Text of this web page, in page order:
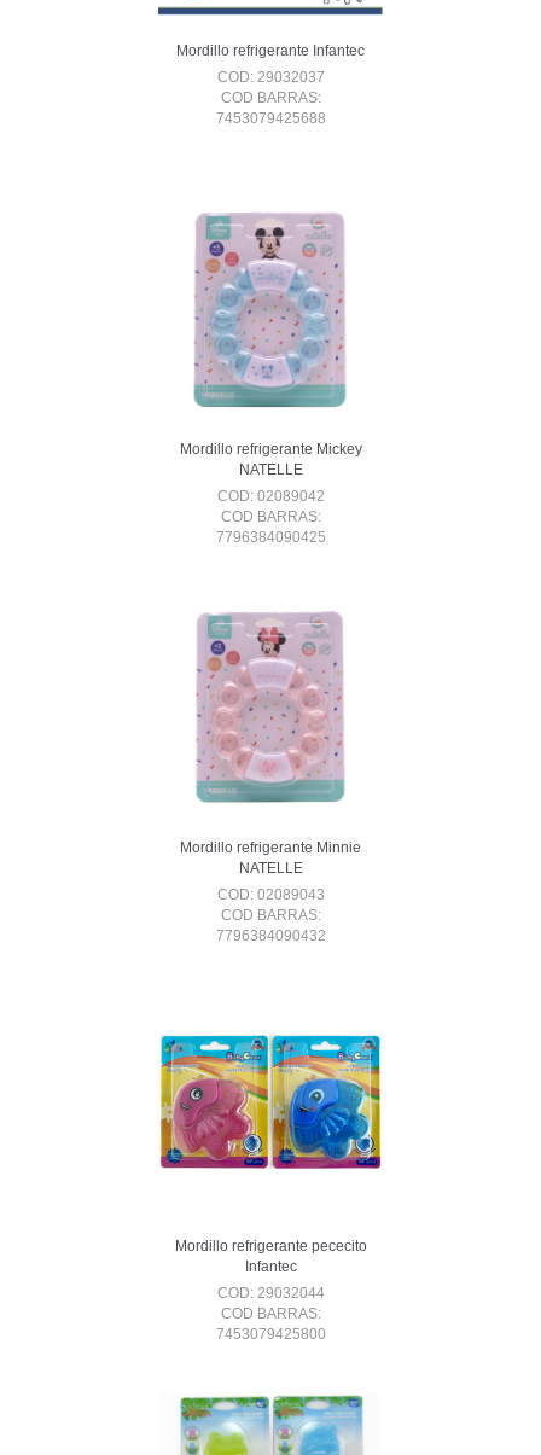
Mordillo refrigerante Infantec
COD: 29032037
COD BARRAS:
7453079425688
Mordillo refrigerante Mickey
NATELLE
COD: 02089042
COD BARRAS:
7796384090425
Mordillo refrigerante Minnie
NATELLE
COD: 02089043
COD BARRAS:
7796384090432
Mordillo refrigerante pececito
Infantec
COD: 29032044
COD BARRAS:
7453079425800